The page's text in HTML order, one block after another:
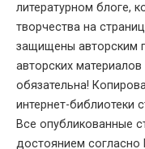
литературном блоге,
творчества на
защищены авторским
авторских
обязательна!
интернет-библиотеки
Все опубликованные
достоянием согласно